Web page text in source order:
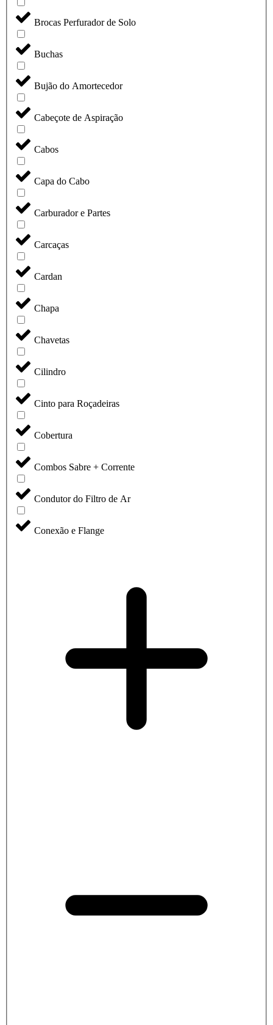
Brocas Perfurador de Solo
Buchas
Bujão do Amortecedor
Cabeçote de Aspiração
Cabos
Capa do Cabo
Carburador e Partes
Carcaças
Cardan
Chapa
Chavetas
Cilindro
Cinto para Roçadeiras
Cobertura
Combos Sabre + Corrente
Condutor do Filtro de Ar
Conexão e Flange